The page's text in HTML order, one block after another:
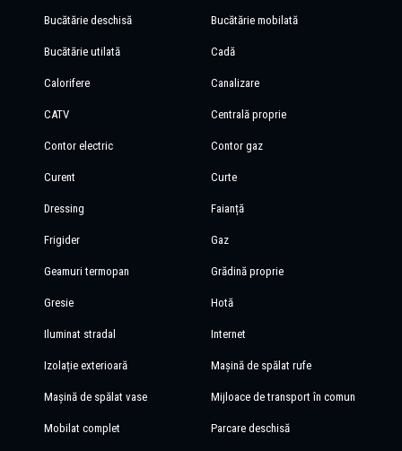
Bucătărie deschisă Bucătărie mobilată
Bucătărie utilată Cadă
Calorifere Canalizare
CATV Centrală proprie
Contor electric Contor gaz
Curent Curte
Dressing Faianță
Frigider Gaz
Geamuri termopan Grădină proprie
Gresie Hotă
Iluminat stradal Internet
Izolație exterioară Mașină de spălat rufe
Mașină de spălat vase Mijloace de transport în comun
Mobilat complet Parcare deschisă